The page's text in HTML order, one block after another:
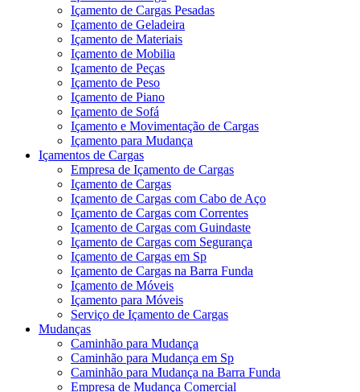
Içamento de Cargas Pesadas
Içamento de Geladeira
Içamento de Materiais
Içamento de Mobilia
Içamento de Peças
Içamento de Peso
Içamento de Piano
Içamento de Sofá
Içamento e Movimentação de Cargas
Içamento para Mudança
Içamentos de Cargas
Empresa de Içamento de Cargas
Içamento de Cargas
Içamento de Cargas com Cabo de Aço
Içamento de Cargas com Correntes
Içamento de Cargas com Guindaste
Içamento de Cargas com Segurança
Içamento de Cargas em Sp
Içamento de Cargas na Barra Funda
Içamento de Móveis
Içamento para Móveis
Serviço de Içamento de Cargas
Mudanças
Caminhão para Mudança
Caminhão para Mudança em Sp
Caminhão para Mudança na Barra Funda
Empresa de Mudança Comercial